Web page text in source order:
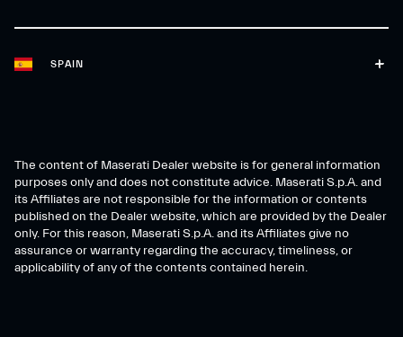
SPAIN
The content of Maserati Dealer website is for general information
purposes only and does not constitute advice. Maserati S.p.A. and
its Affiliates are not responsible for the information or contents
published on the Dealer website, which are provided by the Dealer
only. For this reason, Maserati S.p.A. and its Affiliates give no
assurance or warranty regarding the accuracy, timeliness, or
applicability of any of the contents contained herein.